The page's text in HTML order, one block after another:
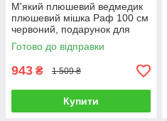
М'який плюшевий ведмедик
плюшевий мішка Раф 100 см
червоний, подарунок для
дівчини на день народження
Готово до відправки
943 ₴ 1 509 ₴
Купити